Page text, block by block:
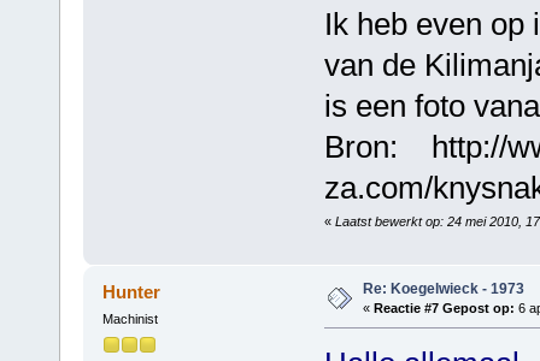
Ik heb even op
van de
is een foto
Bron: http://
za.com/
« Laatst bewerkt op: 24 mei 2010,
Hunter
Machinist
Re: Koegelwieck - 1973
« Reactie #7 Gepost op: 6